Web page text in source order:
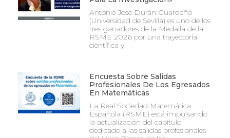
Antonio José Durán Guardeño
(Universidad de Sevilla) es uno de los
tres ganadores de la Medalla de la
RSME 2026 por una trayectoria
científica y
Encuesta Sobre Salidas
Profesionales De Los Egresados
En Matemáticas
La Real Sociedad Matemática
Española (RSME) está impulsando
la actualización del capítulo
dedicado a las salidas profesionales